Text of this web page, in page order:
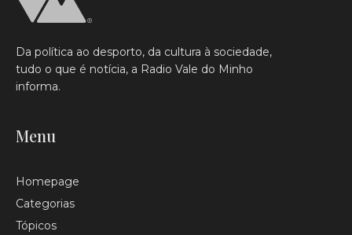
Da política ao desporto, da cultura à sociedade,
tudo o que é notícia, a Radio Vale do Minho
informa.
Menu
Homepage
Categorias
Tópicos